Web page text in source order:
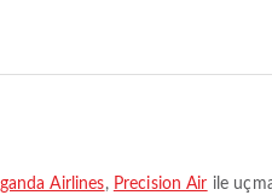
Airlines, Precision Air ile